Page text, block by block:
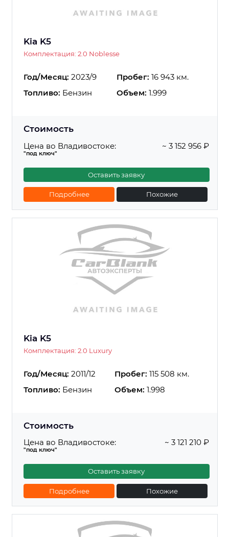
Kia K5
Комплектация: 2.0 Noblesse
Год/Месяц: 2023/9 Пробег: 16 943 км.
Топливо: Бензин Объем: 1.999
Стоимость
Цена во Владивостоке:
"под ключ"
~ 3 152 956 ₽
Оставить заявку
Подробнее Похожие
Kia K5
Комплектация: 2.0 Luxury
Год/Месяц: 2011/12 Пробег: 115 508 км.
Топливо: Бензин Объем: 1.998
Стоимость
Цена во Владивостоке:
"под ключ"
~ 3 121 210 ₽
Оставить заявку
Подробнее Похожие